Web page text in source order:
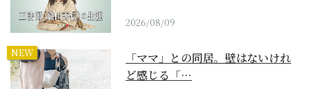
2026/08/09
NEW
「ママ」との同居。壁はないけれ
ど感じる「…